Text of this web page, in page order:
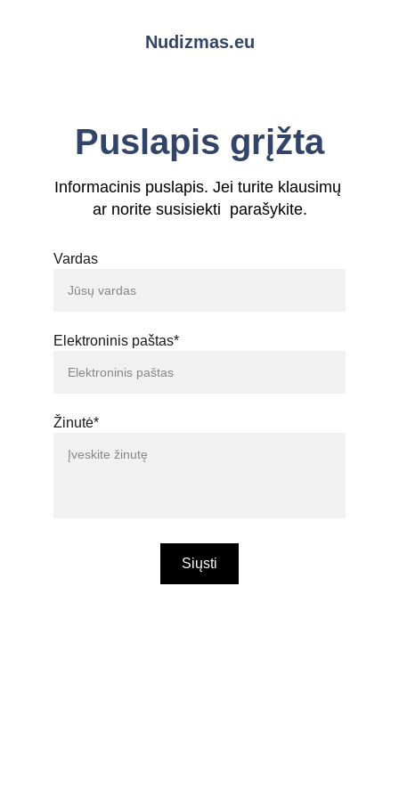
Informacinis puslapis. Jei turite klausimų
ar norite susisiekti  parašykite.
Nudizmas.eu
Puslapis grįžta
Vardas
Elektroninis paštas*
Žinutė*
Siųsti